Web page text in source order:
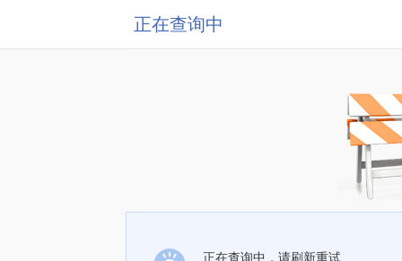
正在查询中
正在查询中，请刷新重试